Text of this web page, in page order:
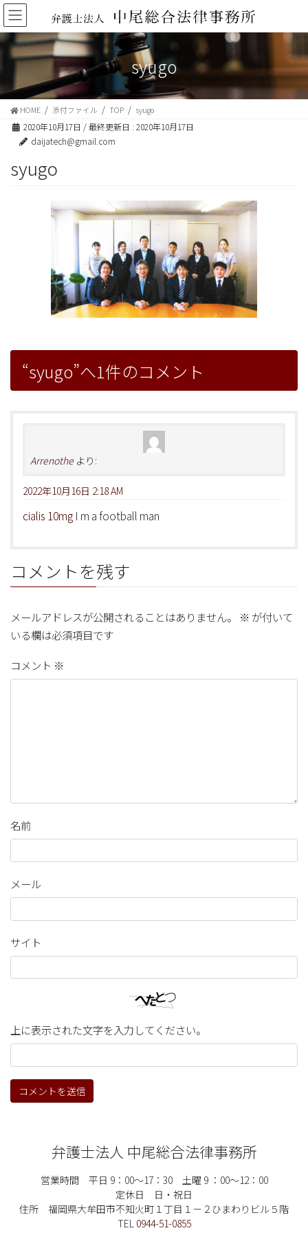
コ
ン
テ
ン
移
ナ
ビ
ゲ
ー
ン
syugo
HOME 添付ファイル TOP syugo
2020年10月17日 / 最終更新日 : 2020年10月17日
daijatech@gmail.com
syugo
“syugo”へ1件のコメント
Arrenothe より:
2022年10月16日 2:18 AM
cialis 10mg I m a football man
コメントを残す
メールアドレスが公開されることはありません。 ※ が付いて
いる欄は必須項目です
コメント ※
名前
メール
サイト
上に表示された文字を入力してください。
弁護士法人 中尾総合法律事務所
営業時間 平日 9：00～17：30 土曜 9 ：00～12：00
定休日 日・祝日
住所 福岡県大牟田市不知火町１丁目１－２ひまわりビル５階
TEL 0944-51-0855